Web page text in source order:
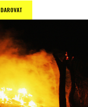
DAROVAT